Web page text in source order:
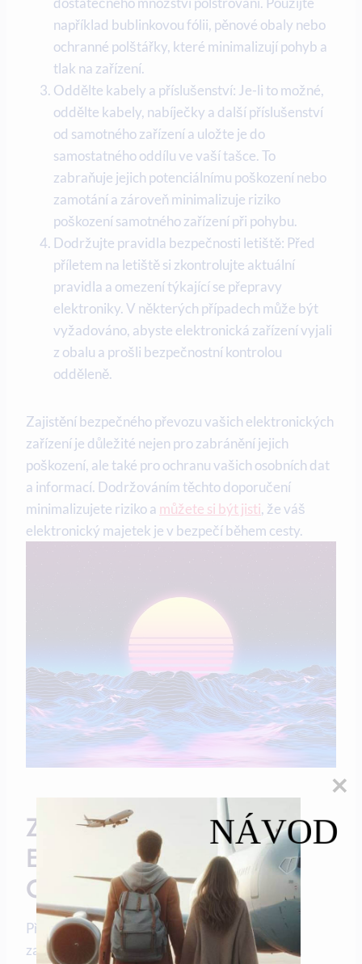
například bublinkovou fólii, pěnové obaly nebo
ochranné polštářky, které minimalizují pohyb a
tlak na zařízení.
Oddělte kabely a příslušenství: Je-li to možné,
oddělte kabely, nabíječky a další příslušenství
od samotného zařízení a uložte je do
samostatného oddílu ve vaší tašce. To
zabraňuje jejich potenciálnímu poškození nebo
zamotání a zároveň minimalizuje riziko
poškození samotného zařízení při pohybu.
Dodržujte pravidla bezpečnosti letiště: Před
příletem na letiště si zkontrolujte aktuální
pravidla a omezení týkající se přepravy
elektroniky. V některých případech může být
vyžadováno, abyste elektronická zařízení vyjali
z obalu a prošli bezpečnostní kontrolou
odděleně.
Zajistění bezpečného převozu vašich elektronických
zařízení je důležité nejen pro zabránění jejich
poškození, ale také pro ochranu vašich osobních dat
a informací. Dodržováním těchto doporučení
minimalizujete riziko a můžete si být jisti, že váš
elektronický majetek je v bezpečí během cesty.
Zranitelné Součásti
Elektroniky A Jak Je
Chránit Při Přepravě
Přeprava elektroniky, zejména elektronických
zařízení jako jsou notebooky, telefony a tablety,
NÁVOD